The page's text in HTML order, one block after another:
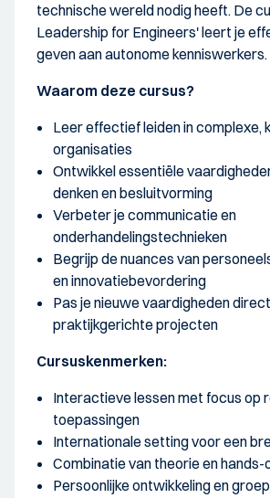
technische wereld nodig heeft. De
Leadership for Engineers' leert je
geven aan autonome kenniswerkers.
Waarom deze cursus?
Leer effectief leiden in complexe,
organisaties
Ontwikkel essentiële
denken en besluitvorming
Verbeter je communicatie en
onderhandelingstechnieken
Begrijp de nuances van
en innovatiebevordering
Pas je nieuwe vaardigheden
praktijkgerichte projecten
Cursuskenmerken:
Interactieve lessen met focus op
toepassingen
Internationale setting voor een
Combinatie van theorie en hands-
Persoonlijke ontwikkeling en